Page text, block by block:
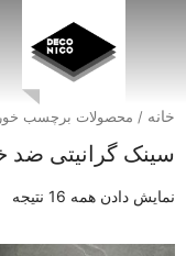
خانه / محصولات برچسب
سینک گرانیتی
نمایش دادن همه 16 نتیجه